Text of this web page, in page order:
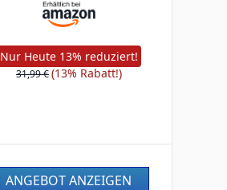
Nur Heute 13% reduziert!
31,99 €(13% Rabatt!)
ANGEBOT ANZEIGEN